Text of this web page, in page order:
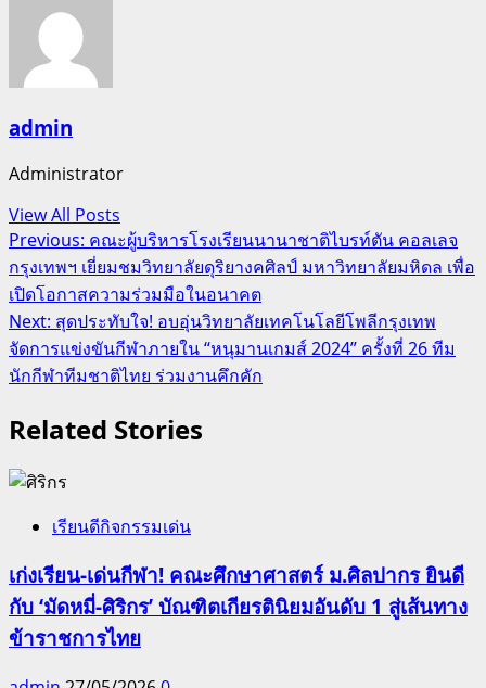
admin
Administrator
View All Posts
Post
navigation
Previous: คณะผู้บริหารโรงเรียนนานาชาติไบรท์ตัน คอลเลจ
กรุงเทพฯ เยี่ยมชมวิทยาลัยดุริยางคศิลป์ มหาวิทยาลัยมหิดล เพื่อ
เปิดโอกาสความร่วมมือในอนาคต
Next: สุดประทับใจ! อบอุ่นวิทยาลัยเทคโนโลยีโพลีกรุงเทพ
จัดการแข่งขันกีฬาภายใน “หนุมานเกมส์ 2024” ครั้งที่ 26 ทีม
นักกีฬาทีมชาติไทย ร่วมงานคึกคัก
Related Stories
เรียนดีกิจกรรมเด่น
เก่งเรียน-เด่นกีฬา! คณะศึกษาศาสตร์ ม.ศิลปากร ยินดี
กับ ‘มัดหมี่-ศิริกร’ บัณฑิตเกียรตินิยมอันดับ 1 สู่เส้นทาง
ข้าราชการไทย